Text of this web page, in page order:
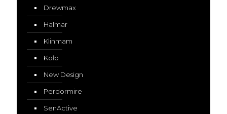
Drewmax
Halmar
Klinmam
Koło
New Design
Perdormire
SenActive